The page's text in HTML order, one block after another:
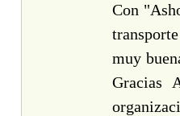
Con
muy
Gracias